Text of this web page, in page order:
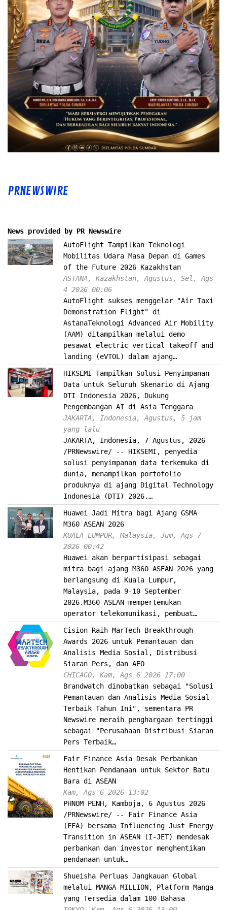
PRNEWSWIRE
News provided by PR Newswire
AutoFlight Tampilkan Teknologi
Mobilitas Udara Masa Depan di Games
of the Future 2026 Kazakhstan
ASTANA, Kazakhstan, Agustus, Sel, Ags
4 2026 00:06
AutoFlight sukses menggelar "Air Taxi
Demonstration Flight" di
AstanaTeknologi Advanced Air Mobility
(AAM) ditampilkan melalui demo
pesawat electric vertical takeoff and
landing (eVTOL) dalam ajang…
HIKSEMI Tampilkan Solusi Penyimpanan
Data untuk Seluruh Skenario di Ajang
DTI Indonesia 2026, Dukung
Pengembangan AI di Asia Tenggara
JAKARTA, Indonesia, Agustus, 5 jam
yang lalu
JAKARTA, Indonesia, 7 Agustus, 2026
/PRNewswire/ -- HIKSEMI, penyedia
solusi penyimpanan data terkemuka di
dunia, menampilkan portofolio
produknya di ajang Digital Technology
Indonesia (DTI) 2026.…
Huawei Jadi Mitra bagi Ajang GSMA
M360 ASEAN 2026
KUALA LUMPUR, Malaysia, Jum, Ags 7
2026 00:42
Huawei akan berpartisipasi sebagai
mitra bagi ajang M360 ASEAN 2026 yang
berlangsung di Kuala Lumpur,
Malaysia, pada 9-10 September
2026.M360 ASEAN mempertemukan
operator telekomunikasi, pembuat…
Cision Raih MarTech Breakthrough
Awards 2026 untuk Pemantauan dan
Analisis Media Sosial, Distribusi
Siaran Pers, dan AEO
CHICAGO, Kam, Ags 6 2026 17:00
Brandwatch dinobatkan sebagai "Solusi
Pemantauan dan Analisis Media Sosial
Terbaik Tahun Ini", sementara PR
Newswire meraih penghargaan tertinggi
sebagai "Perusahaan Distribusi Siaran
Pers Terbaik…
Fair Finance Asia Desak Perbankan
Hentikan Pendanaan untuk Sektor Batu
Bara di ASEAN
Kam, Ags 6 2026 13:02
PHNOM PENH, Kamboja, 6 Agustus 2026
/PRNewswire/ -- Fair Finance Asia
(FFA) bersama Influencing Just Energy
Transition in ASEAN (I-JET) mendesak
perbankan dan investor menghentikan
pendanaan untuk…
Shueisha Perluas Jangkauan Global
melalui MANGA MILLION, Platform Manga
yang Tersedia dalam 100 Bahasa